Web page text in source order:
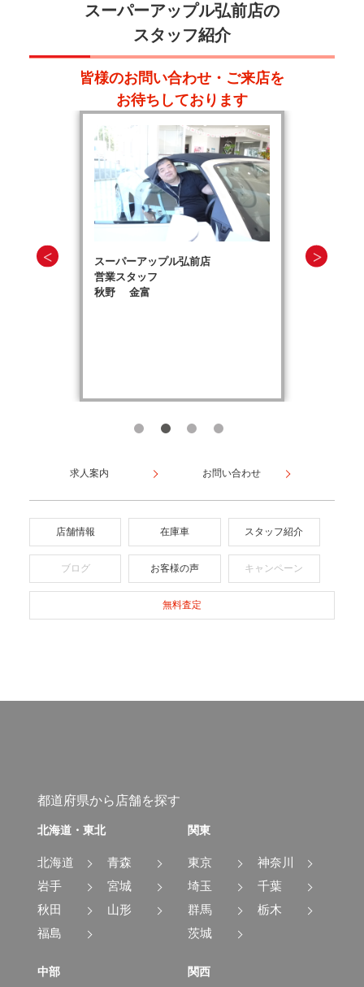
スーパーアップル弘前店の
スタッフ紹介
皆様のお問い合わせ・ご来店を
お待ちしております
スーパーアップル弘前店
営業スタッフ
秋野 金富
求人案内 お問い合わせ
店舗情報 在庫車 スタッフ紹介
ブログ お客様の声 キャンペーン
無料査定
都道府県から店舗を探す
北海道・東北
北海道
青森
岩手
宮城
秋田
山形
福島
関東
東京
神奈川
埼玉
千葉
群馬
栃木
茨城
中部 関西